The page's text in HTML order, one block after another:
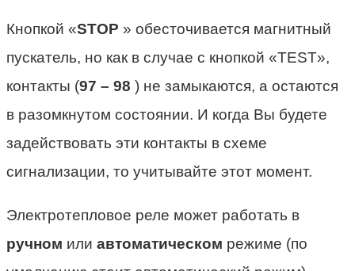
Кнопкой «STOP » обесточивается магнитный
пускатель, но как в случае с кнопкой «TEST»,
контакты (97 – 98 ) не замыкаются, а остаются
в разомкнутом состоянии. И когда Вы будете
задействовать эти контакты в схеме
сигнализации, то учитывайте этот момент.
Электротепловое реле может работать в
ручном или автоматическом режиме (по